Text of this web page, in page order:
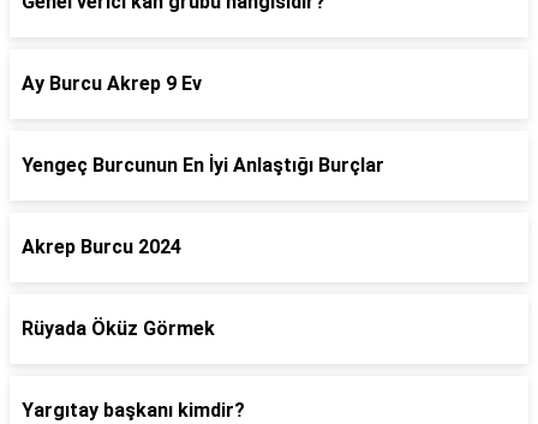
Ay Burcu Akrep 9 Ev
Yengeç Burcunun En İyi Anlaştığı Burçlar
Akrep Burcu 2024
Rüyada Öküz Görmek
Yargıtay başkanı kimdir?